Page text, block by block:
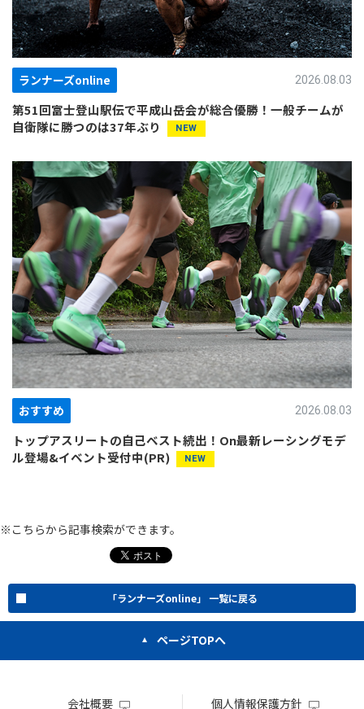
第51回富士登山駅伝で平成山岳会が総合優勝！一般チームが
自衛隊に勝つのは37年ぶり
ランナーズonline 2026.08.03
トップアスリートの自己ベスト続出！On最新レーシングモデ
ル登場&イベント受付中(PR)
おすすめ 2026.08.03
※こちらから記事検索ができます。
「ランナーズonline」 一覧に戻る
ページTOPへ
会社概要 個人情報保護方針